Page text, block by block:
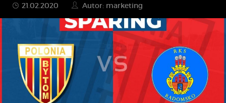
21.02.2020 Autor: marketing